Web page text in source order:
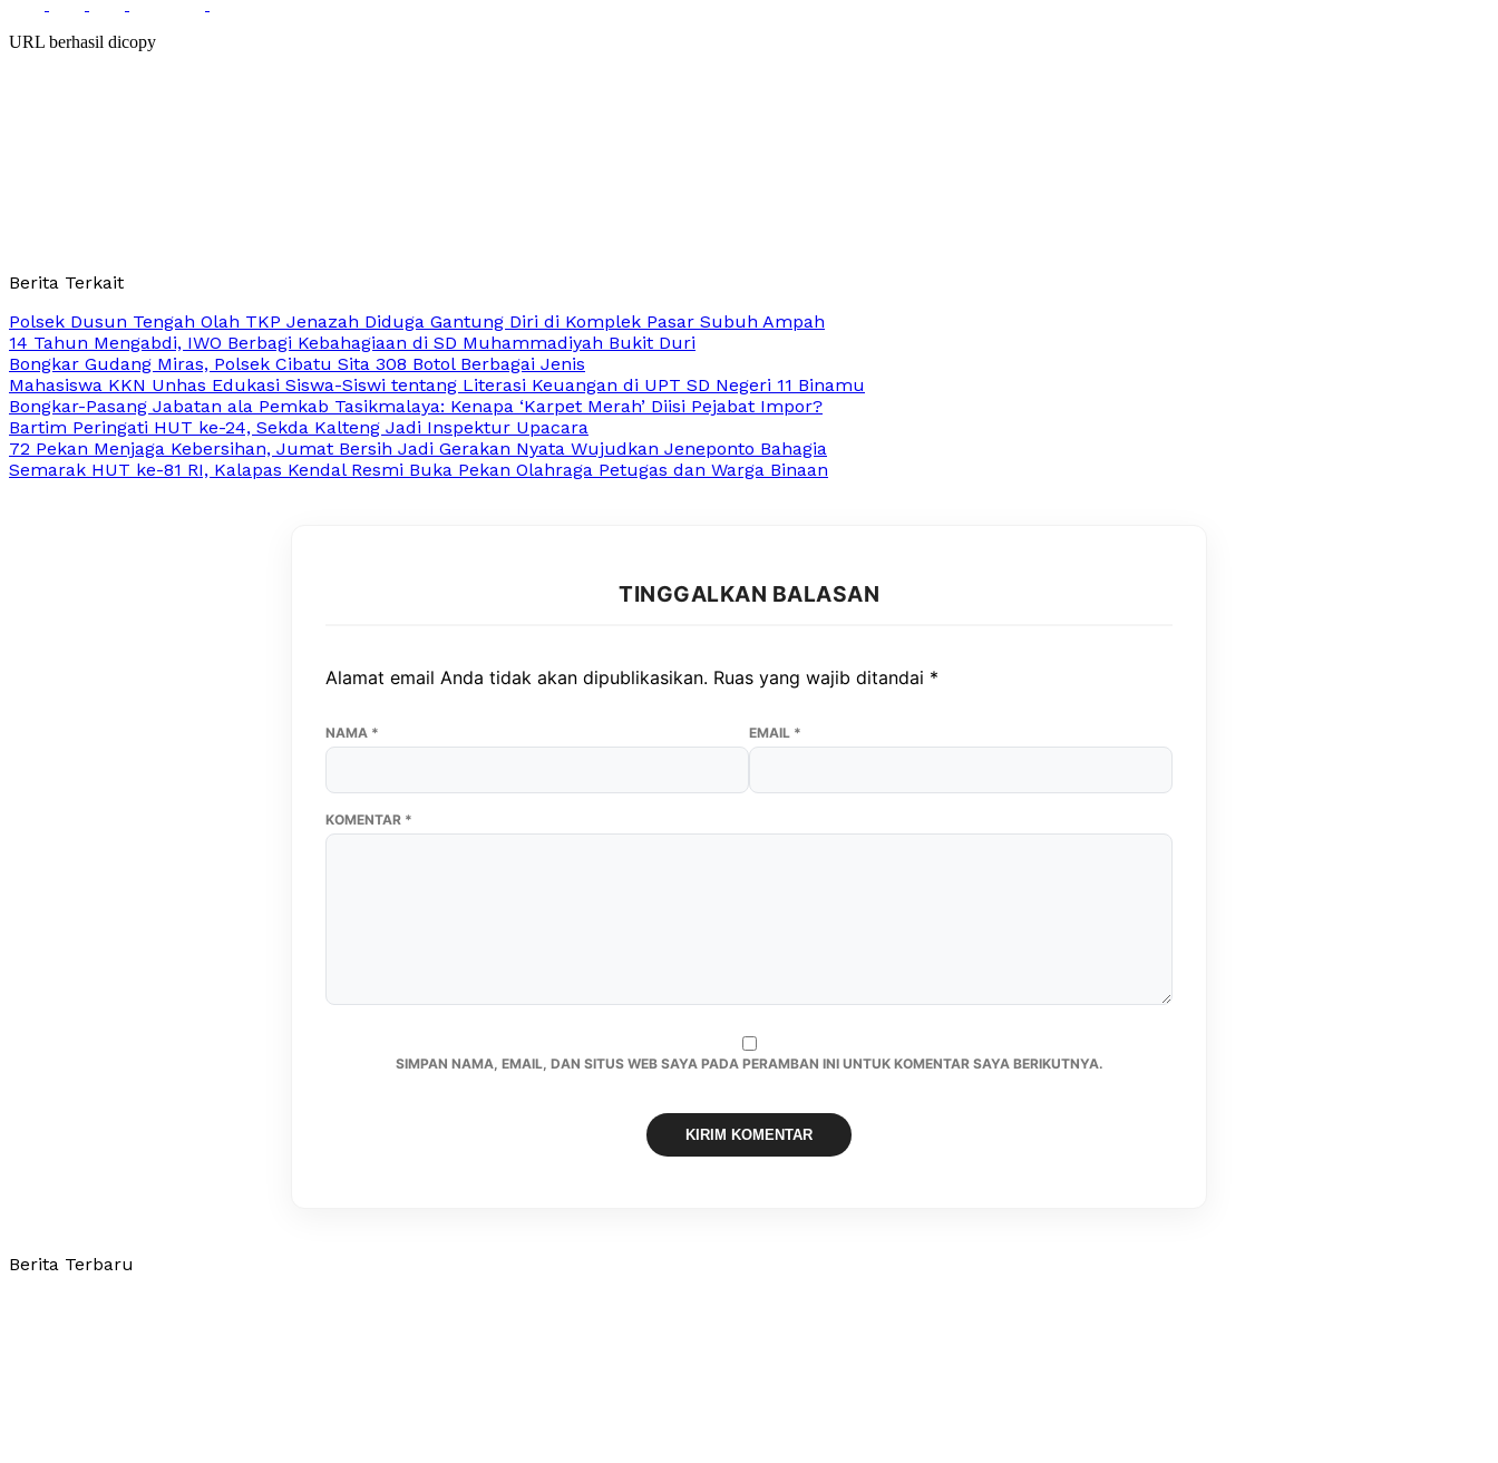
URL berhasil dicopy
Berita Terkait
Polsek Dusun Tengah Olah TKP Jenazah Diduga Gantung Diri di Komplek Pasar Subuh Ampah
14 Tahun Mengabdi, IWO Berbagi Kebahagiaan di SD Muhammadiyah Bukit Duri
Bongkar Gudang Miras, Polsek Cibatu Sita 308 Botol Berbagai Jenis
Mahasiswa KKN Unhas Edukasi Siswa-Siswi tentang Literasi Keuangan di UPT SD Negeri 11 Binamu
Bongkar-Pasang Jabatan ala Pemkab Tasikmalaya: Kenapa ‘Karpet Merah’ Diisi Pejabat Impor?
Bartim Peringati HUT ke-24, Sekda Kalteng Jadi Inspektur Upacara
72 Pekan Menjaga Kebersihan, Jumat Bersih Jadi Gerakan Nyata Wujudkan Jeneponto Bahagia
Semarak HUT ke-81 RI, Kalapas Kendal Resmi Buka Pekan Olahraga Petugas dan Warga Binaan
TINGGALKAN BALASAN
Alamat email Anda tidak akan dipublikasikan. Ruas yang wajib ditandai *
KOMENTAR *
NAMA * EMAIL *
SIMPAN NAMA, EMAIL, DAN SITUS WEB SAYA PADA PERAMBAN INI UNTUK KOMENTAR SAYA BERIKUTNYA.
Berita Terbaru